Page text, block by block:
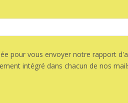
pour vous envoyer notre rapport
intégré dans chacun de nos